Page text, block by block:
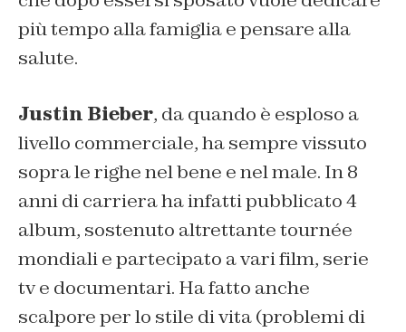
più tempo alla famiglia e pensare alla
salute.
Justin Bieber, da quando è esploso a
livello commerciale, ha sempre vissuto
sopra le righe nel bene e nel male. In 8
anni di carriera ha infatti pubblicato 4
album, sostenuto altrettante tournée
mondiali e partecipato a vari film, serie
tv e documentari. Ha fatto anche
scalpore per lo stile di vita (problemi di